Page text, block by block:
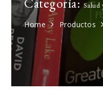
Salud
Home Productos